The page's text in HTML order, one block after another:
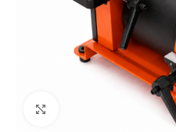
Cliquez pour agrandir